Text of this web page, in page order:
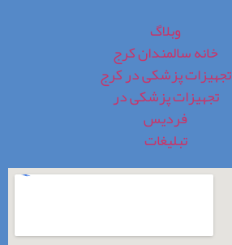
وبلاگ
خانه سالمندان کرج
تجهیزات پزشکی در کرج
تجهیزات پزشکی در
فردیس
تبلیغات